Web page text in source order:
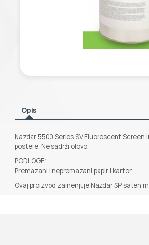
Opis
Nazdar 5500 Series SV Fluorescent
postere. Ne sadrži olovo.
PODLOGE:
Premazani i nepremazani papir i karton
Ovaj proizvod zamenjuje Nazdar SP saten